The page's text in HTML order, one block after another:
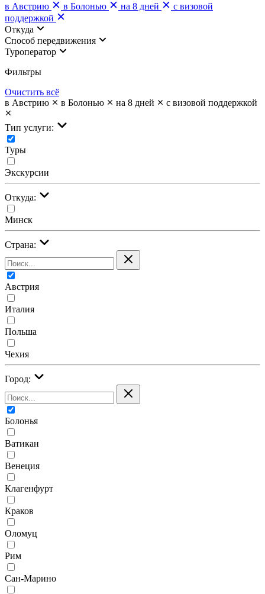
в Австрию
в Болонью на 8 дней
с визовой
поддержкой
Откуда
Cпособ передвижения
Туроператор
Фильтры
Очистить всё
в Австрию
в Болонью на 8 дней с визовой поддержкой
Тип услуги:
Туры
Экскурсии
Откуда:
Минск
Страна:
Австрия
Италия
Польша
Чехия
Город:
Болонья
Ватикан
Венеция
Клагенфурт
Краков
Оломуц
Рим
Сан-Марино